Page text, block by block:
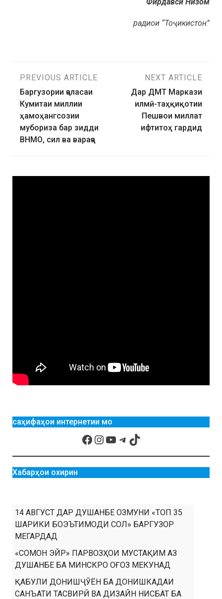
радиои “Тоҷикистон”
PREVIOUS ARTICLE
Баргузории ҷаласаи
Кумитаи миллии
ҳамоҳангсозии
мубориза бар зидди
ВНМО, сил ва вараҷа
NEXT ARTICLE
Дар ДМТ Маркази
илмӣ-таҳқиқотии
Пешвои миллат
ифтитоҳ гардид
саҳифаҳои интернетии мо
Хабарҳои охирин
14 АВГУСТ ДАР ДУШАНБЕ ОЗМУНИ «ТОП 35
ШАРИКИ БОЭЪТИМОДИ СОЛ» БАРГУЗОР
МЕГАРДАД
«СОМОН ЭЙР» ПАРВОЗҲОИ МУСТАҚИМ АЗ
ДУШАНБЕ БА МИНСКРО ОҒОЗ МЕКУНАД
ҚАБУЛИ ДОНИШҶӮЁН БА ДОНИШКАДАИ
САНЪАТИ ТАСВИРӢ ВА ДИЗАЙН НИСБАТ БА